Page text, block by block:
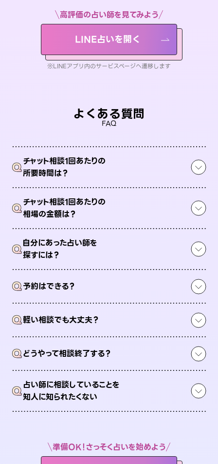
高評価の占い師を見てみよう
LINE占いを開く
※LINEアプリ内のサービスページへ遷移します
よくある質問
FAQ
Qチャット相談1回あたりの
所要時間は？
Qチャット相談1回あたりの
相場の金額は？
Q自分にあった占い師を
探すには？
Q予約はできる？
Q軽い相談でも大丈夫？
Qどうやって相談終了する？
Q占い師に相談していることを
知人に知られたくない
準備OK！さっそく占いを始めよう